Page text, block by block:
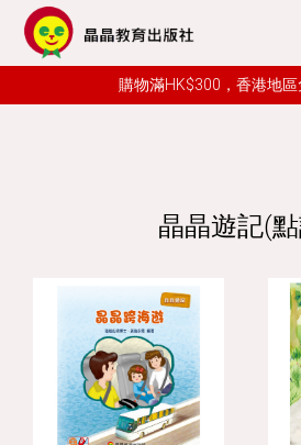
購物滿HK$300，香港地區
晶晶遊記(